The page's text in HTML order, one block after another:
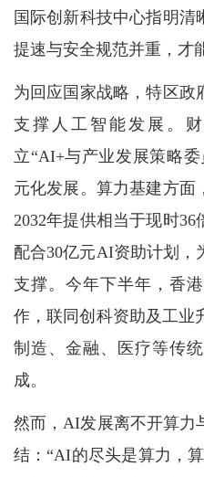
国际创新科技中心指明
提速与安全规范并重，才
为回应国家战略，特区政
支撑人工智能发展。
立“AI+与产业发展策略
元化发展。算力基建方面
2032年提供相当于现时
配合30亿元AI资助计划，
支撑。今年下半年，香
作，联同创科资助及工业
制造、金融、医疗等传
成。
然而，AI发展离不开算力
结：“AI的尽头是算力，